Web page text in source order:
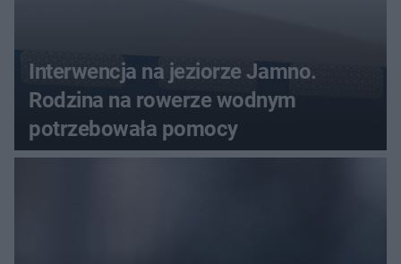
Interwencja na jeziorze Jamno.
Rodzina na rowerze wodnym
potrzebowała pomocy